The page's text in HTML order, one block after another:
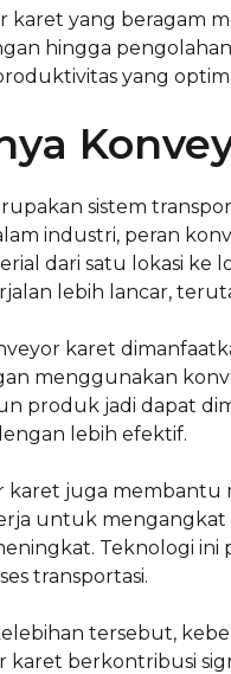
karet yang beragam
hingga
yang
sistem
industri, peran
dari satu lokasi ke
lebih lancar,
karet
menggunakan
produk jadi dapat
lebih efektif.
karet juga membantu
untuk mengangkat
Teknologi
transportasi.
tersebut,
karet berkontribusi